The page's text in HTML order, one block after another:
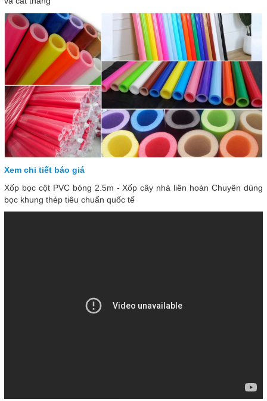
Xem chi tiết báo giá
Xốp bọc cột PVC bóng 2.5m - Xốp cây nhà liên hoàn Chuyên dùng
bọc khung thép tiêu chuẩn quốc tế